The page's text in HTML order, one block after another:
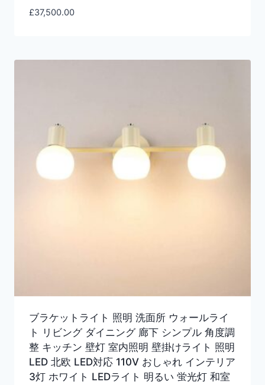
£37,500.00
ブラケットライト 照明 洗面所 ウォールライ
ト リビング ダイニング 廊下 シンプル 角度調
整 キッチン 壁灯 室内照明 壁掛けライト 照明
LED 北欧 LED対応 110V おしゃれ インテリア
3灯 ホワイト LEDライト 明るい 蛍光灯 和室